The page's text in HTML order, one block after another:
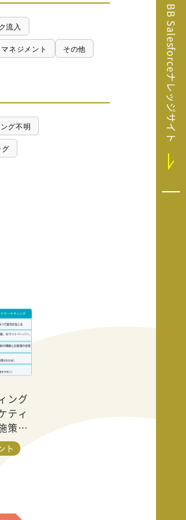
流入
ネジメント その他
グ不明
ング
ティ
策例
ト
BB Salesforceナレッジサイト